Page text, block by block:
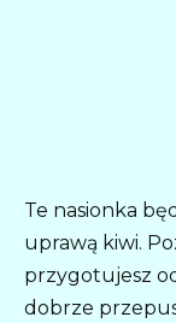
Te nasionka
uprawą kiwi.
przygotujesz
dobrze